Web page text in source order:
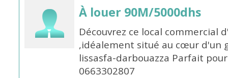
À louer 90M/5000dhs
Découvrez ce local commercial
,idéalement situé au cœur d'un
lissasfa-darbouazza Parfait
0663302807